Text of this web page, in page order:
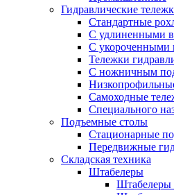
Гидравлические
Стандартные
С удлиненными
С укороченными
Тележки
С ножничным
Самоходные
Специального
Подъемные столы
Стационарные
Передвижные
Складская техника
Штабелеры
Штабелеры